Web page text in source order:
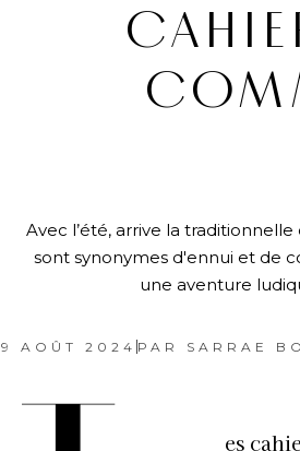
Avec l’été, arrive la
sont synonymes d'ennui et de
une aventure
9 AOÛT 2024 PAR SARRAE
es